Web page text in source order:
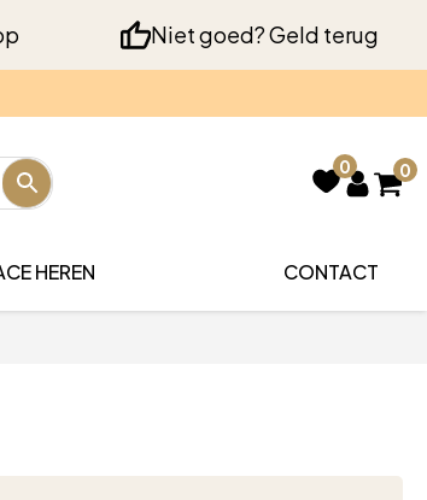
Niet goed? Geld terug
0 0
HEREN CONTACT